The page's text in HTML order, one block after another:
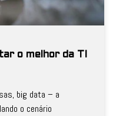
o melhor da TI
big data – a
o cenário